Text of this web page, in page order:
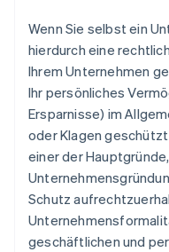
Wenn Sie selbst ein
hierdurch eine
Ihrem Unternehmen
Ihr persönliches
Ersparnisse) im
oder Klagen
einer der
Schutz
geschäftlichen und